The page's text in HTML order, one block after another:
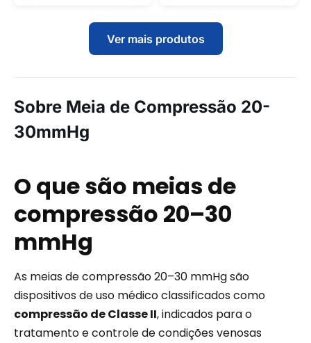
Ver mais produtos
Sobre Meia de Compressão 20-
30mmHg
O que são meias de
compressão 20–30
mmHg
As meias de compressão 20–30 mmHg são
dispositivos de uso médico classificados como
compressão de Classe II, indicados para o
tratamento e controle de condições venosas